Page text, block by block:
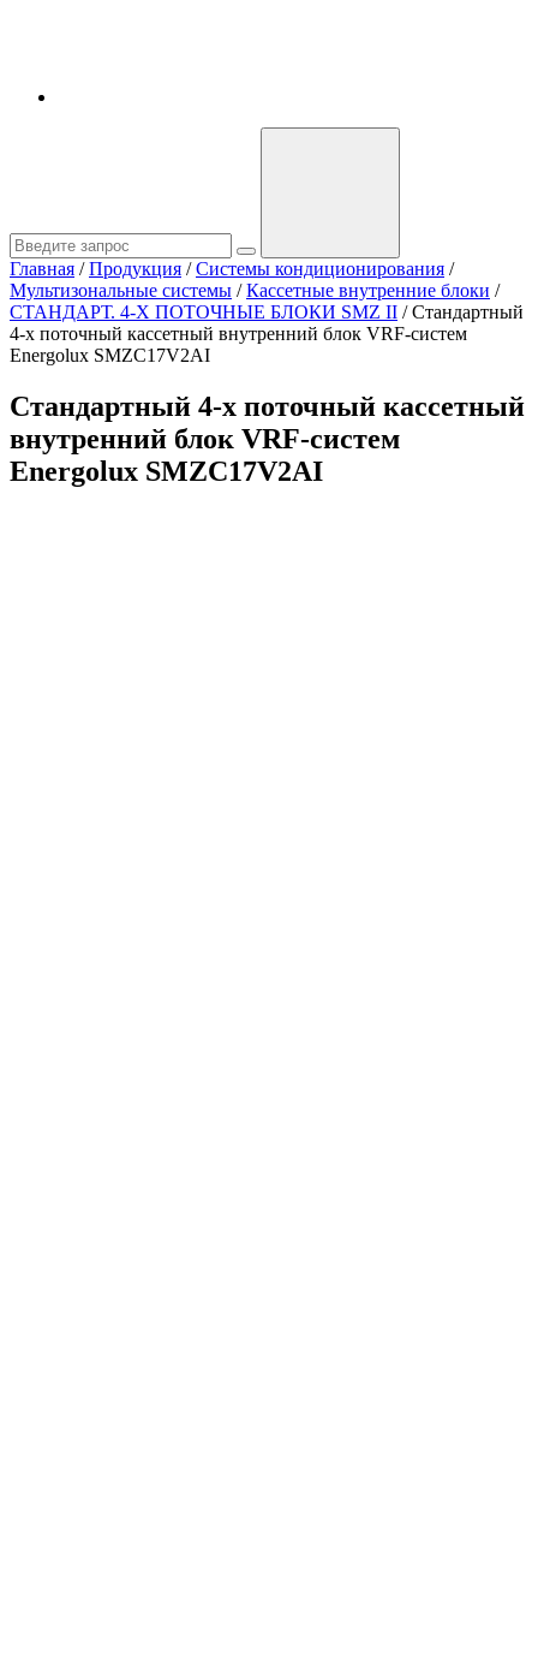
Главная / Продукция / Системы кондиционирования /
Мультизональные системы / Кассетные внутренние блоки /
СТАНДАРТ. 4-Х ПОТОЧНЫЕ БЛОКИ SMZ II /Стандартный
4-х поточный кассетный внутренний блок VRF-систем
Energolux SMZC17V2AI
Стандартный 4-х поточный кассетный
внутренний блок VRF-систем
Energolux SMZC17V2AI